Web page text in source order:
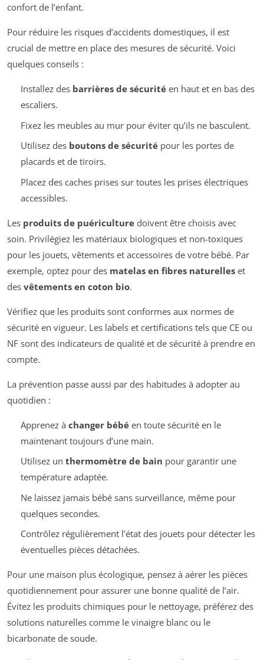
confort de l’enfant.
Pour réduire les risques d’accidents domestiques, il est
crucial de mettre en place des mesures de sécurité. Voici
quelques conseils :
Installez des barrières de sécuritéen haut et en bas des
escaliers.
Fixez les meubles au mur pour éviter qu’ils ne basculent.
Utilisez des boutons de sécuritépour les portes de
placards et de tiroirs.
Placez des caches prises sur toutes les prises électriques
accessibles.
Les produits de puériculture doivent être choisis avec
soin. Privilégiez les matériaux biologiques et non-toxiques
pour les jouets, vêtements et accessoires de votre bébé. Par
exemple, optez pour des matelas en fibres naturelles et
des vêtements en coton bio.
Vérifiez que les produits sont conformes aux normes de
sécurité en vigueur. Les labels et certifications tels que CE ou
NF sont des indicateurs de qualité et de sécurité à prendre en
compte.
La prévention passe aussi par des habitudes à adopter au
quotidien :
Apprenez à changer bébéen toute sécurité en le
maintenant toujours d’une main.
Utilisez un thermomètre de bain pour garantir une
température adaptée.
Ne laissez jamais bébé sans surveillance, même pour
quelques secondes.
Contrôlez régulièrement l’état des jouets pour détecter les
éventuelles pièces détachées.
Pour une maison plus écologique, pensez à aérer les pièces
quotidiennement pour assurer une bonne qualité de l’air.
Évitez les produits chimiques pour le nettoyage, préférez des
solutions naturelles comme le vinaigre blanc ou le
bicarbonate de soude.